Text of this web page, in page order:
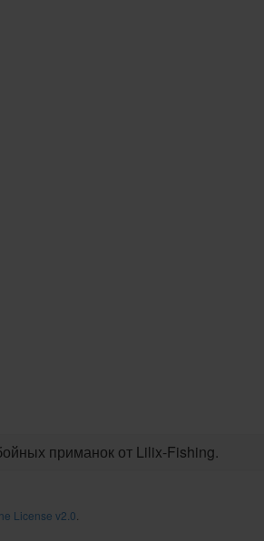
приманок от Lilix-Fishing.
License v2.0